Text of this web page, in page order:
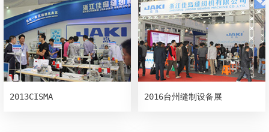
2013CISMA 2016台州缝制设备展